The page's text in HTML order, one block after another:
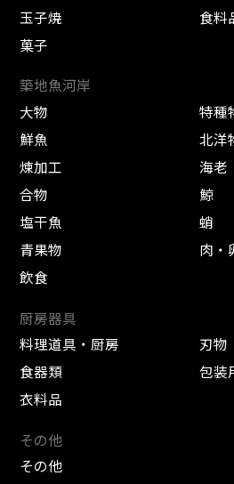
玉子焼
食料
菓子
築地魚河岸
大物
特種
鮮魚
北洋
煉加工
海老
合物
鯨
塩干魚
蛸
青果物
肉・
飲食
厨房器具
料理道具・厨房
刃物
食器類
包装
衣料品
その他
その他